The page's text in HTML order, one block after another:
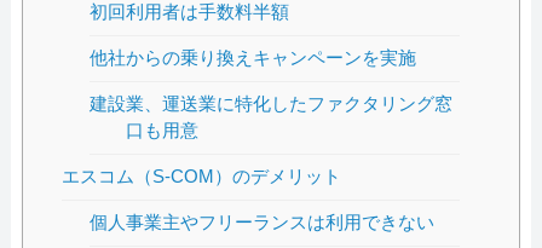
初回利用者は手数料半額
他社からの乗り換えキャンペーンを実施
建設業、運送業に特化したファクタリング窓
口も用意
エスコム（S-COM）のデメリット
個人事業主やフリーランスは利用できない